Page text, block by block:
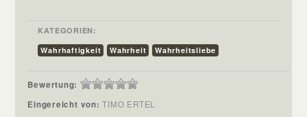
KATEGORIEN:
Wahrhaftigkeit
Wahrheit Wahrheitsliebe
Bewertung:
Eingereicht von:TIMO ERTEL